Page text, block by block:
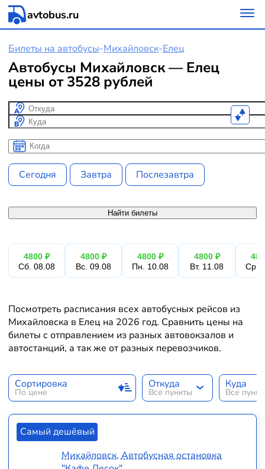
avtobus.ru
Билеты на автобусы-Михайловск-Елец
Автобусы Михайловск — Елец
цены от 3528 рублей
Откуда
Куда
Когда
Когда
Сегодня Завтра Послезавтра
Найти билеты
4800 ₽
Сб. 08.08
4800 ₽
Вс. 09.08
4800 ₽
Пн. 10.08
4800 ₽
Вт. 11.08
Ср.
Посмотреть расписания всех автобусных рейсов из
Михайловска в Елец на 2026 год. Сравнить цены на
билеты с отправлением из разных автовокзалов и
автостанций, а так же от разных перевозчиков.
Сортировка
По цене
Откуда
Все пункты
Куда
Все
Самый дешёвый
Михайловск, Автобусная остановка